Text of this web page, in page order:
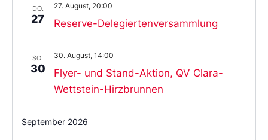
DO.
27 Reserve-Delegiertenversammlung
27. August, 20:00
SO.
30
Flyer- und Stand-Aktion, QV Clara-
Wettstein-Hirzbrunnen
30. August, 14:00
September 2026